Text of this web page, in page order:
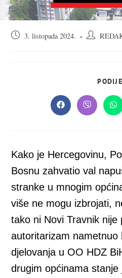
Objava3. listopada 2024.
Autor
Opens
in
Opens
in in
Kako je Hercegovinu,
Bosnu zahvatio val
stranke u mnogim
više ne mogu izbrojati,
tako ni Novi Travnik nije
autoritarizam nametnuo
djelovanja u OO HDZ
drugim općinama